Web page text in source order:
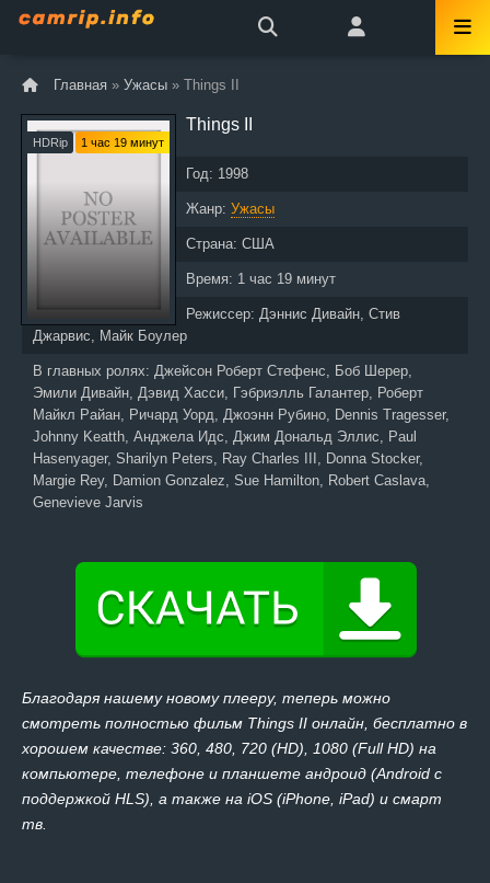
Главная » Ужасы » Things II
HDRip 1 час 19 минут
Things II
Год: 1998
Жанр: Ужасы
Страна: США
Время: 1 час 19 минут
Режиссер: Дэннис Дивайн, Стив
Джарвис, Майк Боулер
В главных ролях: Джейсон Роберт Стефенс, Боб Шерер,
Эмили Дивайн, Дэвид Хасси, Гэбриэлль Галантер, Роберт
Майкл Райан, Ричард Уорд, Джоэнн Рубино, Dennis Tragesser,
Johnny Keatth, Анджела Идс, Джим Дональд Эллис, Paul
Hasenyager, Sharilyn Peters, Ray Charles III, Donna Stocker,
Margie Rey, Damion Gonzalez, Sue Hamilton, Robert Caslava,
Genevieve Jarvis
Благодаря нашему новому плееру, теперь можно
смотреть полностью фильм Things II онлайн, бесплатно в
хорошем качестве: 360, 480, 720 (HD), 1080 (Full HD) на
компьютере, телефоне и планшете андроид (Android с
поддержкой HLS), а также на iOS (iPhone, iPad) и смарт
тв.